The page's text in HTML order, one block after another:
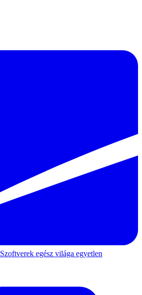
Szoftverek egész világa egyetlen